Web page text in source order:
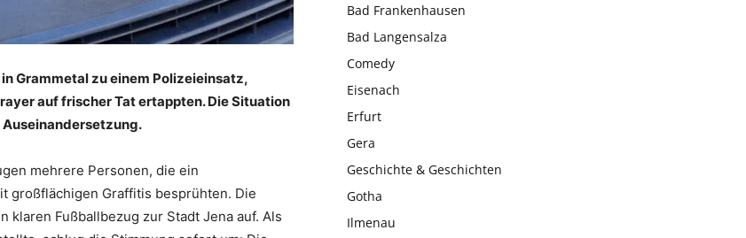
Grammetal zu einem Polizeieinsatz,
auf frischer Tat ertappten. Die Situation
mehrere Personen, die ein
großflächigen Graffitis besprühten. Die
Fußballbezug zur Stadt Jena auf. Als
Bad Frankenhausen
Bad Langensalza
Comedy
Eisenach
Erfurt
Gera
Geschichte & Geschichten
Gotha
Ilmenau